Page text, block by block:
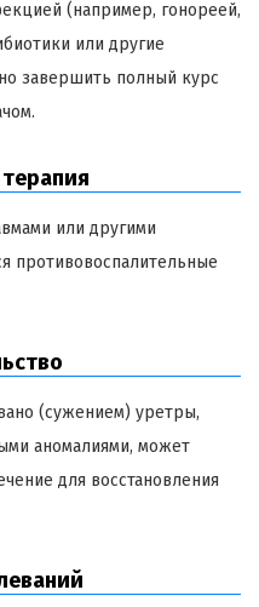
(например, гонореей,
или другие
завершить полный курс
или другими
противовоспалительные
(сужением) уретры,
аномалиями, может
для восстановления